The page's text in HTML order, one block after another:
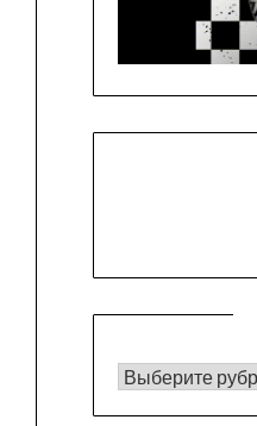
РУБРИКИ